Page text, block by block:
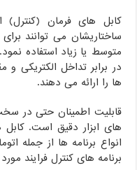
کابل های فرمان
ساختاریشان می توانند
متوسط یا زیاد استفاده
در برابر تداخل الکتریکی و
ها را ارائه می دهند.
قابلیت اطمینان حتی در
های ابزار دقیق است. کابل
انواع برنامه ها از جمله
برنامه های کنترل فرایند